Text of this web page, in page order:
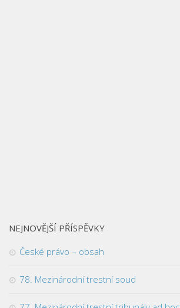
NEJNOVĚJŠÍ PŘÍSPĚVKY
České právo – obsah
78. Mezinárodní trestní soud